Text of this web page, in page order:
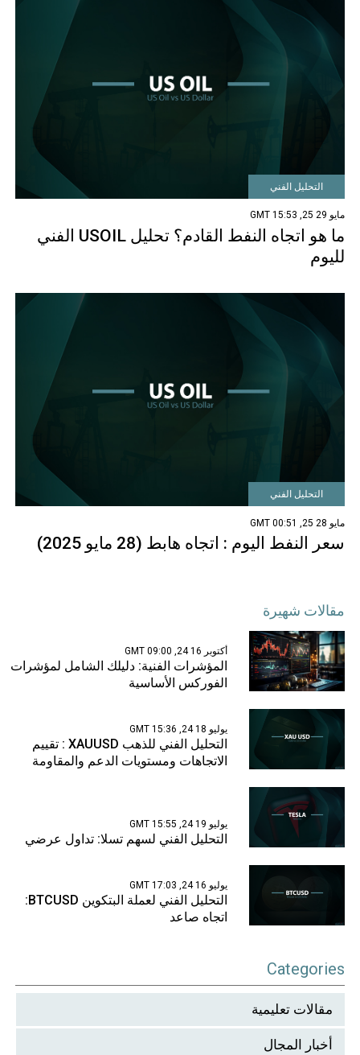
التحليل الفني
مايو 29 25, 15:53 GMT
ما هو اتجاه النفط القادم؟ تحليل USOIL الفني
لليوم
التحليل الفني
مايو 28 25, 00:51 GMT
سعر النفط اليوم : اتجاه هابط (28 مايو 2025)
مقالات شهيرة
أكتوبر 16 24, 09:00 GMT
المؤشرات الفنية: دليلك الشامل لمؤشرات
الفوركس الأساسية
يوليو 18 24, 15:36 GMT
التحليل الفني للذهب XAUUSD : تقييم
الاتجاهات ومستويات الدعم والمقاومة
يوليو 19 24, 15:55 GMT
التحليل الفني لسهم تسلا: تداول عرضي
يوليو 16 24, 17:03 GMT
التحليل الفني لعملة البتكوين BTCUSD:
اتجاه صاعد
Categories
مقالات تعليمية
أخبار المجال